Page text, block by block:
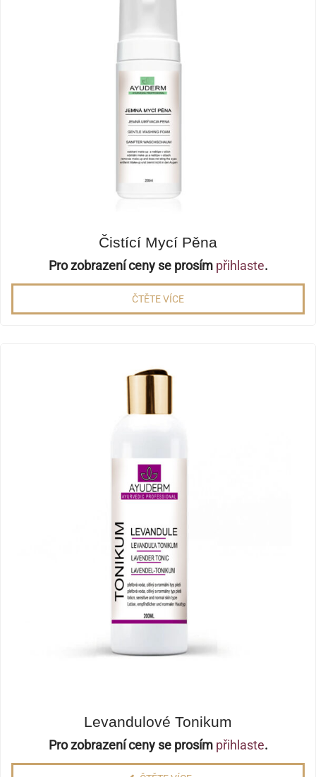
Čistící Mycí Pěna
Pro zobrazení ceny se prosím přihlaste.
ČTĚTE VÍCE
Levandulové Tonikum
Pro zobrazení ceny se prosím přihlaste.